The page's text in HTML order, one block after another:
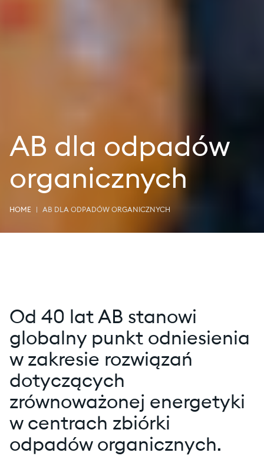
AB dla odpadów
organicznych
HOME AB DLA ODPADÓW ORGANICZNYCH
Od 40 lat AB stanowi
globalny punkt odniesienia
w zakresie rozwiązań
dotyczących
zrównoważonej energetyki
w centrach zbiórki
odpadów organicznych.